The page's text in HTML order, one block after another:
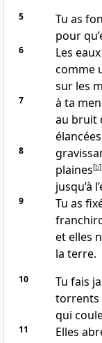
5
Tu as
pour
6
Les
comme
sur les
7
à ta
au bruit
8
plaines[b]
jusqu’à
9
Tu as
et elles
la terre.
10
Tu fais
torrents
qui
11
Elles